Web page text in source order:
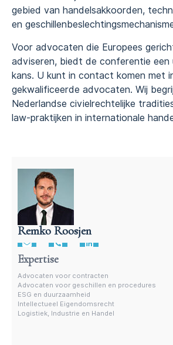
gebied van handelsakkoorden,
en
Voor advocaten die Europees
adviseren, biedt de conferentie een
kans. U kunt in contact komen met
gekwalificeerde advocaten. Wij
Nederlandse civielrechtelijke
law-praktijken in internationale
Remko Roosjen
Advocaat contractenrecht
Expertise
Advocaten voor contracten
Advocaten voor geschillen en procedures
ESG en duurzaamheid
Intellectueel Eigendomsrecht
Logistiek, Industrie en Handel